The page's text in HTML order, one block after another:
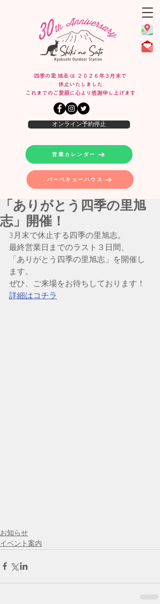
オンライン予約停止
営業カレンダー
バーベキューハウス
四季の里 旭志 は ２０２６年３月末で
休止いたしました
​これまでのご愛顧に心より感謝申し上げます
「ありがとう四季の里旭
志」開催！
3月末で休止する四季の里旭志。
最終営業日までのラスト３日間、
「ありがとう四季の里旭志」を開催し
ます。
ぜひ、ご来場をお待ちしております！
詳細はコチラ
お知らせ
イベント案内